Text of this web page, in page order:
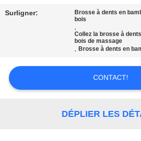
CONTACTEZ-
DEMANDEZ
UNE
CITATION
Surligner:
Brosse à dents en
bois
,
Collez la brosse à
bois de massage
,Brosse à dents en
CONTACT!
DÉPLIER LES